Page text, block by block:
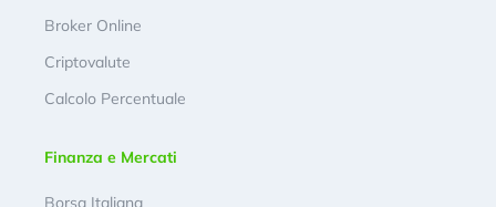
Broker Online
Criptovalute
Calcolo Percentuale
Finanza e Mercati
Borsa Italiana